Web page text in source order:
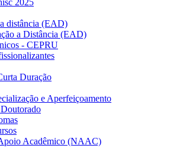
2025
distância (EAD)
a Distância (EAD)
- CEPRU
Duração
e Aperfeiçoamento
Acadêmico (NAAC)